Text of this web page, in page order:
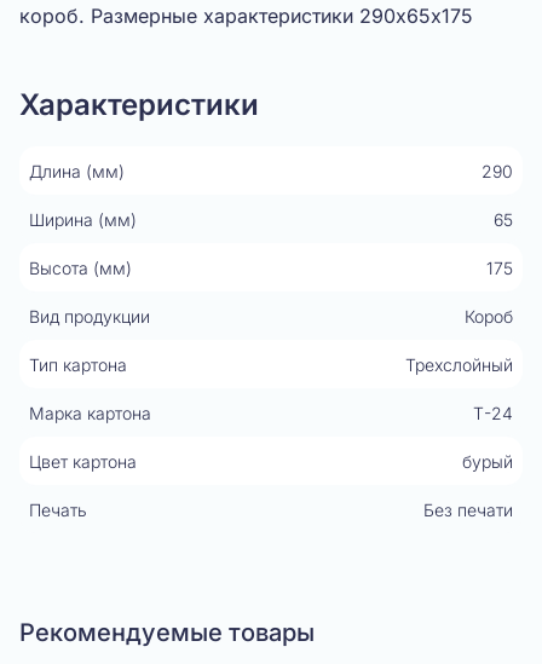
короб. Размерные характеристики 290х65х175
Характеристики
Длина (мм) 290
Ширина (мм) 65
Высота (мм) 175
Вид продукции Короб
Тип картона Трехслойный
Марка картона Т-24
Цвет картона бурый
Печать Без печати
Рекомендуемые товары